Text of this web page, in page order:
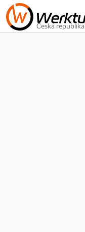
Česká republika